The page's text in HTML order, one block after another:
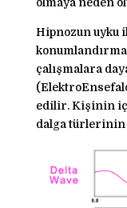
olmaya neden
Hipnozun uyku
çalışmalara
edilir. Kişinin
dalga türlerinin